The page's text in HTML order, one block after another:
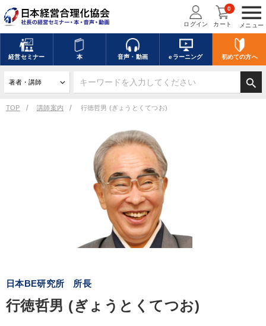
menu
メニュー
ログイン カート
0
経営セミナー 本 音声・動画 eラーニング 初めての方へ
search
TOP 講師案内 行徳哲男 (ぎょうとくてつお)
日本BE研究所 所長
行徳哲男 (ぎょうとくてつお)